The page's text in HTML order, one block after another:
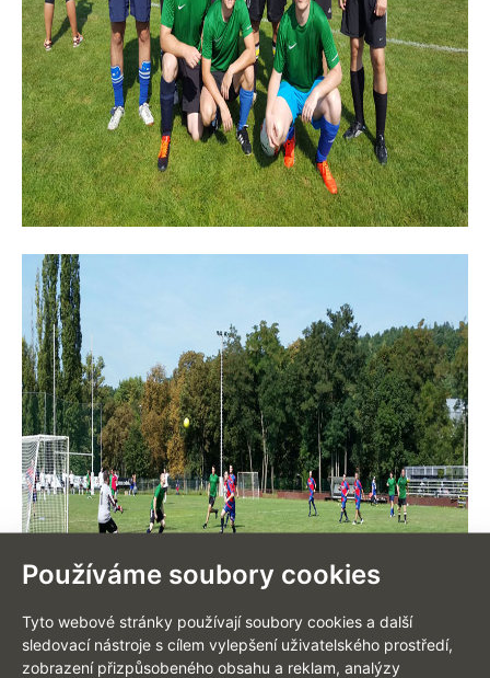
Používáme soubory cookies
Tyto webové stránky používají soubory cookies a další
sledovací nástroje s cílem vylepšení uživatelského prostředí,
zobrazení přizpůsobeného obsahu a reklam, analýzy